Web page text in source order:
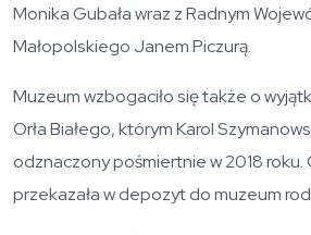
Monika Gubała wraz z Radnym
Małopolskiego Janem Piczurą.
Muzeum wzbogaciło się także o
Orła Białego, którym Karol
odznaczony pośmiertnie w 2018
przekazała w depozyt do muzeum